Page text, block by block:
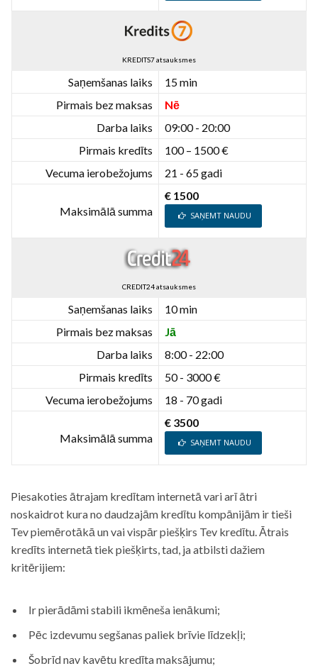
KREDITS7 atsauksmes
Saņemšanas laiks
15 min
Pirmais bez maksas
Nē
Darba laiks
09:00 - 20:00
Pirmais kredīts
100 – 1500 €
Vecuma ierobežojums
21 - 65 gadi
Maksimālā summa
€ 1500
SAŅEMT NAUDU
CREDIT24 atsauksmes
Saņemšanas laiks
10 min
Pirmais bez maksas
Jā
Darba laiks
8:00 - 22:00
Pirmais kredīts
50 - 3000 €
Vecuma ierobežojums
18 - 70 gadi
Maksimālā summa
€ 3500
SAŅEMT NAUDU
Piesakoties ātrajam kredītam internetā vari arī ātri
noskaidrot kura no daudzajām kredītu kompānijām ir tieši
Tev piemērotākā un vai vispār piešķirs Tev kredītu. Ātrais
kredīts internetā tiek piešķirts, tad, ja atbilsti dažiem
kritērijiem:
Ir pierādāmi stabili ikmēneša ienākumi;
Pēc izdevumu segšanas paliek brīvie līdzekļi;
Šobrīd nav kavētu kredīta maksājumu;